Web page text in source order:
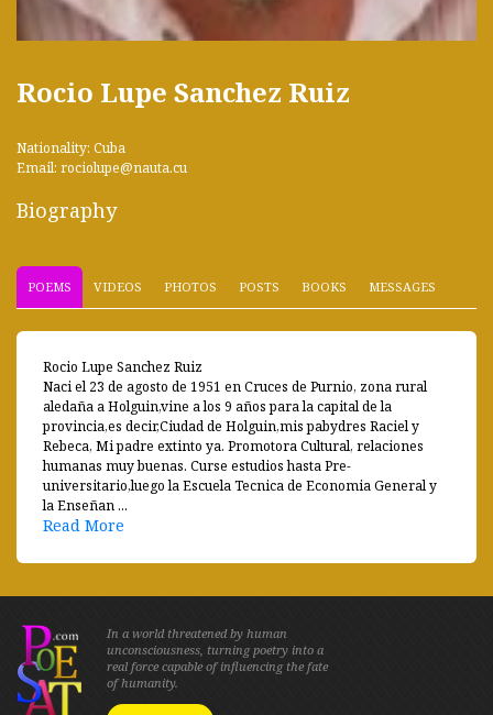
Rocio Lupe Sanchez Ruiz
Nationality: Cuba
Email: rociolupe@nauta.cu
Biography
POEMS VIDEOS PHOTOS POSTS BOOKS MESSAGES
Rocio Lupe Sanchez Ruiz
Naci el 23 de agosto de 1951 en Cruces de Purnio, zona rural
aledaña a Holguin,vine a los 9 años para la capital de la
provincia,es decir,Ciudad de Holguin,mis pabydres Raciel y
Rebeca, Mi padre extinto ya. Promotora Cultural, relaciones
humanas muy buenas. Curse estudios hasta Pre-
universitario,luego la Escuela Tecnica de Economia General y
la Enseñan ...
Read More
In a world threatened by human
unconsciousness, turning poetry into a
real force capable of influencing the fate
of humanity.